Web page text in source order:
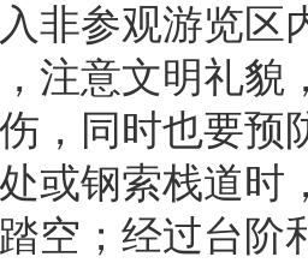
非参观游览区
注意文明礼貌
，同时也要预
或钢索栈道时
空；经过台阶